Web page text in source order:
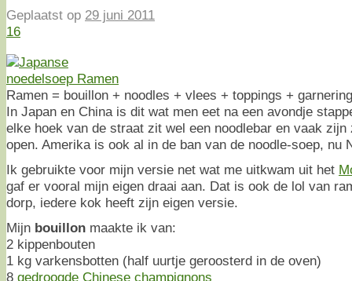
Geplaatst op 29 juni 2011
16
Ramen = bouillon + noodles + vlees + toppings +
In Japan en China is dit wat men eet na een avondje
elke hoek van de straat zit wel een noodlebar en vaak
open. Amerika is ook al in de ban van de noodle-soep, nu
Ik gebruikte voor mijn versie net wat me uitkwam uit het
gaf er vooral mijn eigen draai aan. Dat is ook de lol van
dorp, iedere kok heeft zijn eigen versie.
Mijn bouillon maakte ik van:
2 kippenbouten
1 kg varkensbotten (half uurtje geroosterd in de oven)
8 gedroogde Chinese champignons